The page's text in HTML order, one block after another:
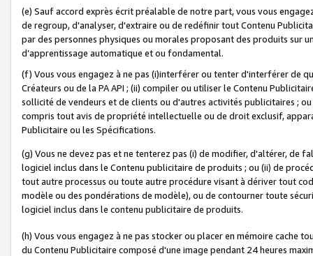
(e) Sauf accord exprès écrit préalable de notre part, vous vous
de regroup, d'analyser, d'extraire ou de redéfinir tout Contenu
par des personnes physiques ou morales proposant des produits sur
d’apprentissage automatique et ou fondamental.
(f) Vous vous engagez à ne pas (i)interférer ou tenter d'interférer de
Créateurs ou de la PA API ; (ii) compiler ou utiliser le Contenu
sollicité de vendeurs et de clients ou d'autres activités publicitaires ;
compris tout avis de propriété intellectuelle ou de droit exclusif,
Publicitaire ou les Spécifications.
(g) Vous ne devez pas et ne tenterez pas (i) de modifier, d'altérer, de
logiciel inclus dans le Contenu publicitaire de produits ; ou (ii) de
tout autre processus ou toute autre procédure visant à dériver tout
modèle ou des pondérations de modèle), ou de contourner toute
logiciel inclus dans le contenu publicitaire de produits.
(h) Vous vous engagez à ne pas stocker ou placer en mémoire cache
du Contenu Publicitaire composé d'une image pendant 24 heures